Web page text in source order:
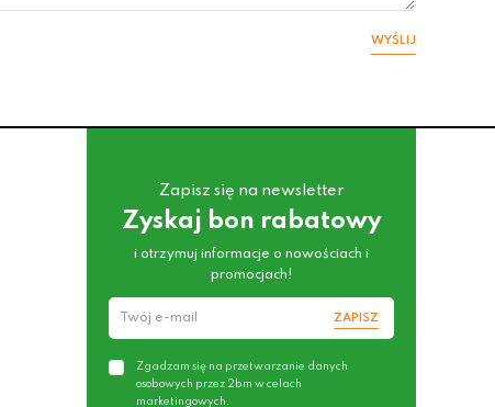
WYŚLIJ
Zapisz się na newsletter
Zyskaj bon rabatowy
i otrzymuj informacje o nowościach i
promocjach!
ZAPISZ
Zgadzam się na przetwarzanie danych
osobowych przez 2bm w celach
marketingowych.